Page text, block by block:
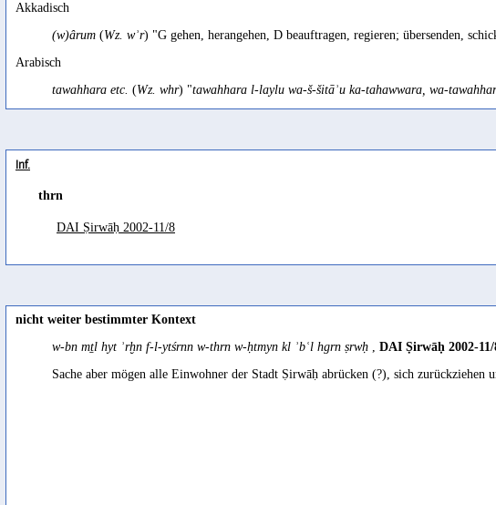
Akkadisch
(w)ârum (Wz. wʾr) "G gehen, herangehen, D beauftragen, regieren; übersenden,
Arabisch
tawahhara etc. (Wz. whr) "tawahhara l-laylu wa-š-šitāʾu ka-tahawwara, wa-
Inf.
thrn
DAI Ṣirwāḥ 2002-11/8
nicht weiter bestimmter Kontext
w-bn mṯl hyt ʾrḫn f-l-ytśrnn w-thrn w-ḥtmyn kl ʾbʿl hgrn ṣrwḥ , DAI Ṣirwāḥ 2002-11/
Sache aber mögen alle Einwohner der Stadt Ṣirwāḥ abrücken (?), sich zurückziehen